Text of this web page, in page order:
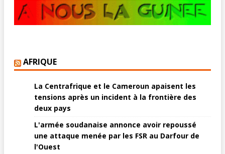
AFRIQUE
La Centrafrique et le Cameroun apaisent les
tensions après un incident à la frontière des
deux pays
L'armée soudanaise annonce avoir repoussé
une attaque menée par les FSR au Darfour de
l'Ouest